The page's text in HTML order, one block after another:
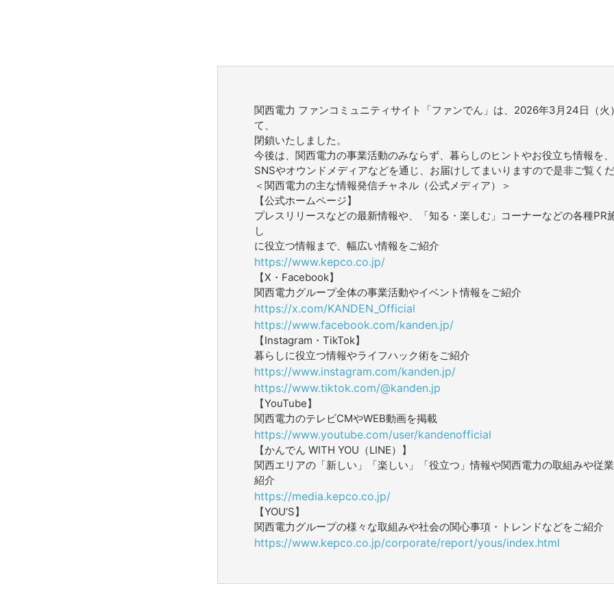
関西電力 ファンコミュニティサイト「ファンでん」は、2026年3月24日（火
て、
閉鎖いたしました。
今後は、関西電力の事業活動のみならず、暮らしのヒントやお役立ち情報を
SNSやオウンドメディアなどを通じ、お届けしてまいりますので是非ご覧くだ
＜関西電力の主な情報発信チャネル（公式メディア）＞
【公式ホームページ】
プレスリリースなどの最新情報や、「知る・楽しむ」コーナーなどの各種PR
し
に役立つ情報まで、幅広い情報をご紹介
https://www.kepco.co.jp/
【X・Facebook】
関西電力グループ全体の事業活動やイベント情報をご紹介
https://x.com/KANDEN_Official
https://www.facebook.com/kanden.jp/
【Instagram・TikTok】
暮らしに役立つ情報やライフハック術をご紹介
https://www.instagram.com/kanden.jp/
https://www.tiktok.com/@kanden.jp
【YouTube】
関西電力のテレビCMやWEB動画を掲載
https://www.youtube.com/user/kandenofficial
【かんでん WITH YOU（LINE）】
関西エリアの「新しい」「楽しい」「役立つ」情報や関西電力の取組みや従
紹介
https://media.kepco.co.jp/
【YOU‘S】
関西電力グループの様々な取組みや社会の関心事項・トレンドなどをご紹介
https://www.kepco.co.jp/corporate/report/yous/index.html